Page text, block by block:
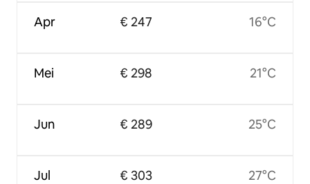
Apr
Mei
Jun
Jul
€ 247
€ 298
€ 289
€ 303
16°C
21°C
25°C
27°C